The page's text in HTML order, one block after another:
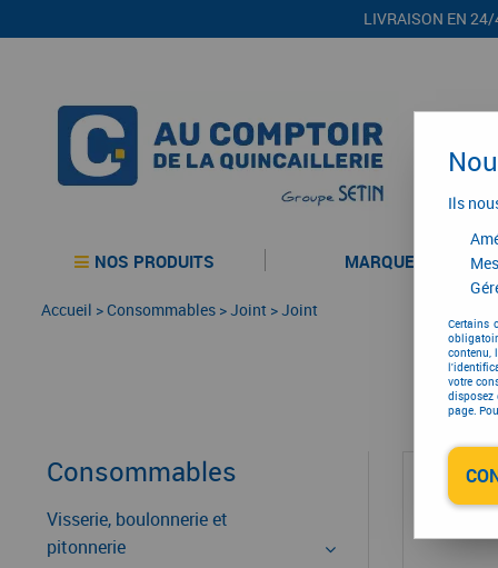
LIVRAISON EN 24/
NOS PRODUITS MARQUES
Accueil >Consommables >Joint >Joint
Consommables
Visserie, boulonnerie et
pitonnerie
Ils
Certains
contenu,
votre
disposez
page.